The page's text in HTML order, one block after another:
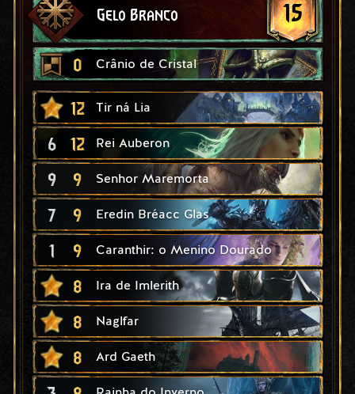
Gelo Branco 15
0 Crânio de Cristal
12 Tir ná Lia
6 12 Rei Auberon
9 9 Senhor Maremorta
7 9 Eredin Bréacc Glas
1 9 Caranthir: o Menino Dourado
8 Ira de Imlerith
8 Naglfar
8 Ard Gaeth